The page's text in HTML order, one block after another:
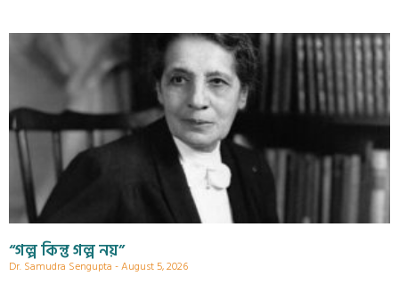
“গল্প কিন্তু গল্প নয়”
Dr. Samudra Sengupta August 5, 2026